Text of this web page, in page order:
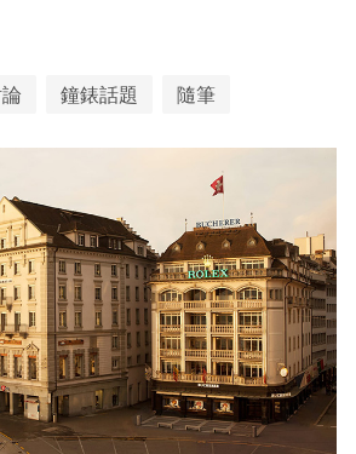
鐘錶話題 隨筆